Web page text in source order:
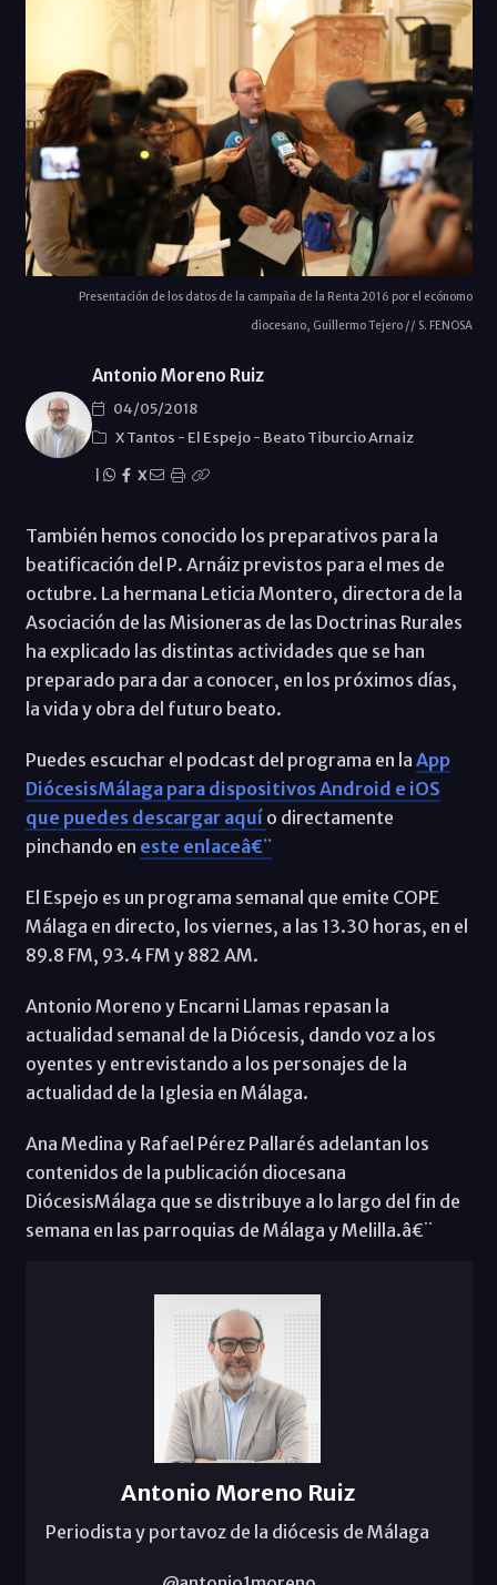
Presentación de los datos de la campaña de la Renta 2016 por el ecónomo
diocesano, Guillermo Tejero // S. FENOSA
Antonio Moreno Ruiz
04/05/2018
X Tantos - El Espejo- Beato Tiburcio Arnaiz
X
También hemos conocido los preparativos para la
beatificación del P. Arnáiz previstos para el mes de
octubre. La hermana Leticia Montero, directora de la
Asociación de las Misioneras de las Doctrinas Rurales
ha explicado las distintas actividades que se han
preparado para dar a conocer, en los próximos días,
la vida y obra del futuro beato.
Puedes escuchar el podcast del programa en la App
DiócesisMálaga para dispositivos Android e iOS
que puedes descargar aquí o directamente
pinchando en este enlaceâ€¨
El Espejo es un programa semanal que emite COPE
Málaga en directo, los viernes, a las 13.30 horas, en el
89.8 FM, 93.4 FM y 882 AM.
Antonio Moreno y Encarni Llamas repasan la
actualidad semanal de la Diócesis, dando voz a los
oyentes y entrevistando a los personajes de la
actualidad de la Iglesia en Málaga.
Ana Medina y Rafael Pérez Pallarés adelantan los
contenidos de la publicación diocesana
DiócesisMálaga que se distribuye a lo largo del fin de
semana en las parroquias de Málaga y Melilla.â€¨
Antonio Moreno Ruiz
Periodista y portavoz de la diócesis de Málaga